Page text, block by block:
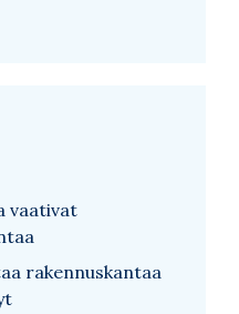
vaativat
rakennuskantaa